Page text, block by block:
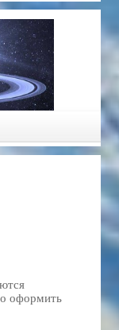
оформить